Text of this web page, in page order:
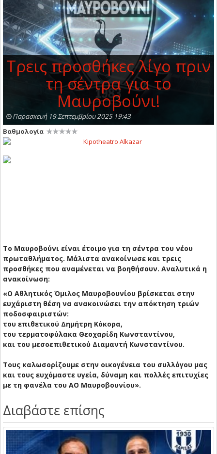
Τρεις προσθήκες λίγο πριν
τη σέντρα για το
Μαυροβούνι!
Παρασκευή 19 Σεπτεμβρίου 2025 19:43
Βαθμολογία
Το Μαυροβούνι είναι έτοιμο για τη σέντρα του νέου
πρωταθλήματος. Μάλιστα ανακοίνωσε και τρεις
προσθήκες που αναμένεται να βοηθήσουν. Αναλυτικά η
ανακοίνωση:
«Ο Αθλητικός Όμιλος Μαυροβουνίου βρίσκεται στην
ευχάριστη θέση να ανακοινώσει την απόκτηση τριών
ποδοσφαιριστών:
του επιθετικού Δημήτρη Κόκορα,
του τερματοφύλακα Θεοχαρίδη Κωνσταντίνου,
και του μεσοεπιθετικού Διαμαντή Κωνσταντίνου.
Τους καλωσορίζουμε στην οικογένεια του συλλόγου μας
και τους ευχόμαστε υγεία, δύναμη και πολλές επιτυχίες
με τη φανέλα του ΑΟ Μαυροβουνίου».
Διαβάστε επίσης